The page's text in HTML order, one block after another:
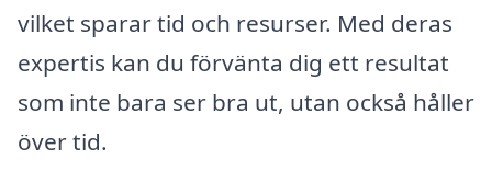
vilket sparar tid och resurser. Med deras
expertis kan du förvänta dig ett resultat
som inte bara ser bra ut, utan också håller
över tid.